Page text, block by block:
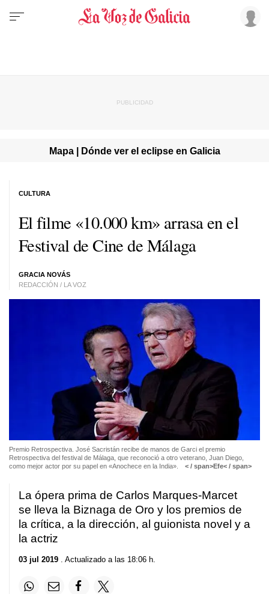
Mapa | Dónde ver el eclipse en Galicia
El filme «10.000 km» arrasa en el
Festival de Cine de Málaga
GRACIA NOVÁS
REDACCIÓN / LA VOZ
CULTURA
Premio Retrospectiva . José Sacristán recibe de manos de Garci el premio
Retrospectiva del festival de Málaga, que reconoció a otro veterano, Juan Diego,
como mejor actor por su papel en «Anochece en la India».
< / span>Efe< / span>
La ópera prima de Carlos Marques-Marcet
se lleva la Biznaga de Oro y los premios de
la crítica, a la dirección, al guionista novel y a
la actriz
03 jul 2019 . Actualizado a las 18:06 h.